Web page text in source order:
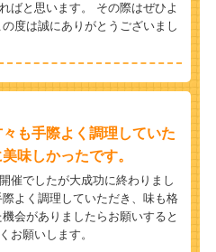
ばと思います。 その際はぜひよ
度は誠にありがとうございまし
も手際よく調理していた
味しかったです。
催でしたが大成功に終わりまし
よく調理していただき、味も格
会がありましたらお願いすると
お願いします。